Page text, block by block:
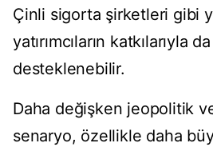
Çinli sigorta şirketleri gibi
yatırımcıların katkılarıyla
desteklenebilir.
Daha değişken jeopolitik
senaryo, özellikle daha